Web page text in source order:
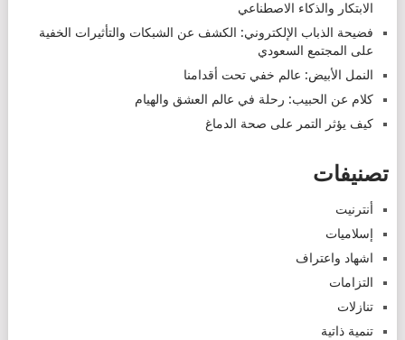
الابتكار والذكاء الاصطناعي
فضيحة الذباب الإلكتروني: الكشف عن الشبكات والتأثيرات الخفية
على المجتمع السعودي
النمل الأبيض: عالم خفي تحت أقدامنا
كلام عن الحبيب: رحلة في عالم العشق والهيام
كيف يؤثر التمر على صحة الدماغ
تصنيفات
أنترنيت
إسلاميات
اشهاد واعتراف
التزامات
تنازلات
تنمية ذاتية